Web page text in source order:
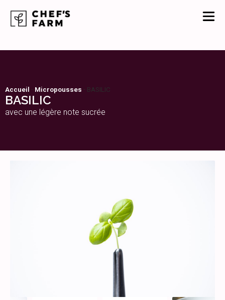
Accueil - Micropousses - BASILIC
BASILIC
avec une légère note sucrée